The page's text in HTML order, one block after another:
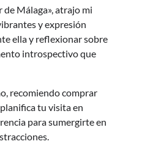
de Málaga», atrajo mi
y expresión
ella y reflexionar sobre
introspectivo que
recomiendo comprar
tu visita en
para sumergirte en